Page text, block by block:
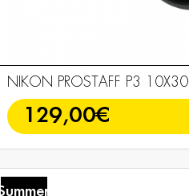
NIKON PROSTAFF P3 10X30
129,00€
Summer